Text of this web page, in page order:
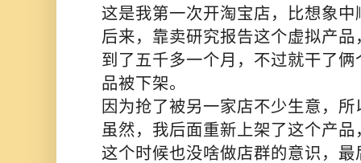
这是我第一次开淘宝店，比想象中
后来，靠卖研究报告这个虚拟产
到了五千多一个月，不过就干了
品被下架。
因为抢了被另一家店不少生意，
虽然，我后面重新上架了这个产
这个时候也没啥做店群的意识，